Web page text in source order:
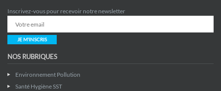
Inscrivez-vous pour recevoir notre newsletter
JE M'INSCRIS
NOS RUBRIQUES
Environnement Pollution
Santé Hygiène SST